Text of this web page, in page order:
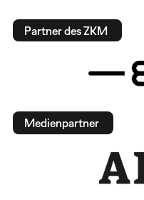
Partner des ZKM
Medienpartner